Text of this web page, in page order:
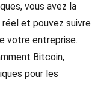
vous avez la
et pouvez suivre
votre entreprise.
Bitcoin,
pour les